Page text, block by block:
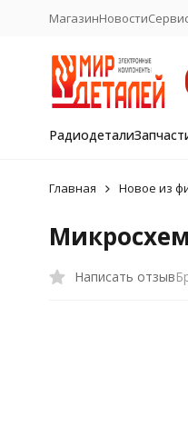
МагазинНовости
Радиодетали
Главная Новое из
Написать отзыв